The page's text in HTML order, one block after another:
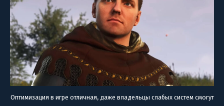
Оптимизация в игре отличная, даже владельцы слабых систем смогут